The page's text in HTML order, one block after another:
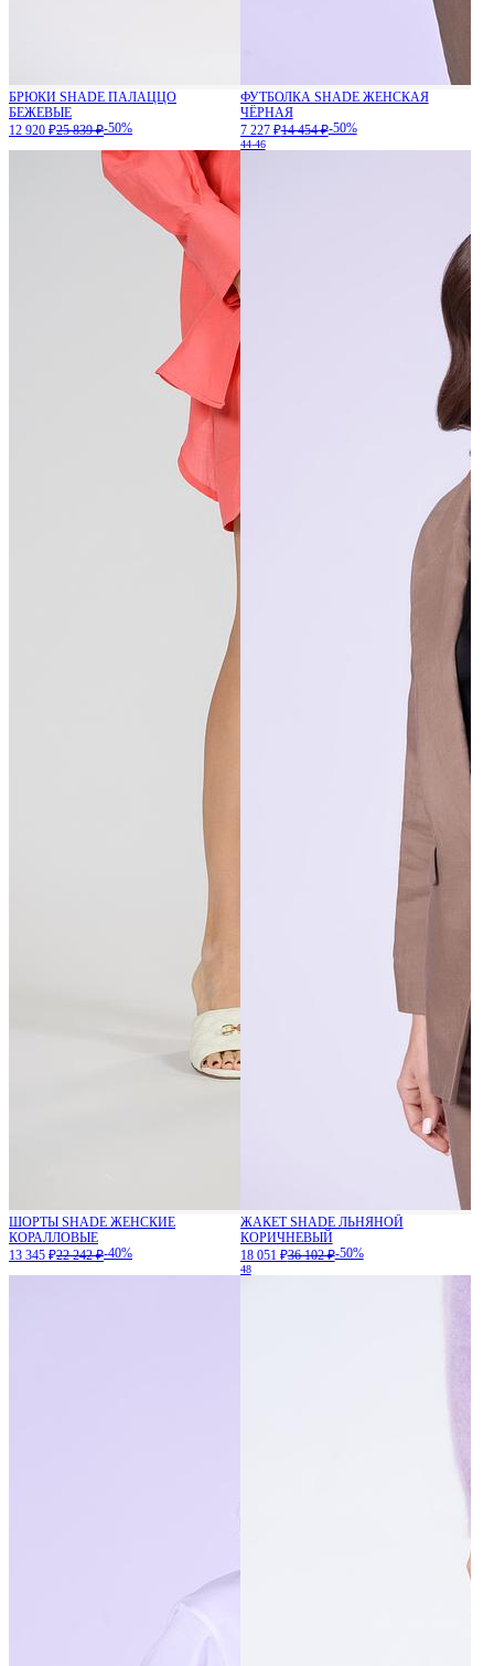
БРЮКИ SHADE ПАЛАЦЦО
БЕЖЕВЫЕ
12 920 ₽25 839 ₽-50%
ФУТБОЛКА SHADE ЖЕНСКАЯ
ЧЁРНАЯ
7 227 ₽14 454 ₽-50%
44-46
ШОРТЫ SHADE ЖЕНСКИЕ
КОРАЛЛОВЫЕ
13 345 ₽22 242 ₽-40%
ЖАКЕТ SHADE ЛЬНЯНОЙ
КОРИЧНЕВЫЙ
18 051 ₽36 102 ₽-50%
48